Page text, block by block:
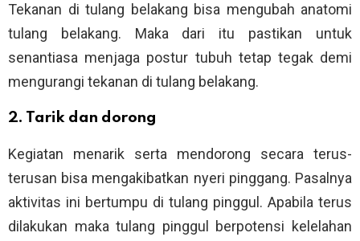
Tekanan di tulang belakang bisa mengubah anatomi
tulang belakang. Maka dari itu pastikan untuk
senantiasa menjaga postur tubuh tetap tegak demi
mengurangi tekanan di tulang belakang.
2. Tarik dan dorong
Kegiatan menarik serta mendorong secara terus-
terusan bisa mengakibatkan nyeri pinggang. Pasalnya
aktivitas ini bertumpu di tulang pinggul. Apabila terus
dilakukan maka tulang pinggul berpotensi kelelahan